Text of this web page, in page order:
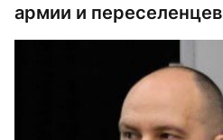
армии и переселенцев